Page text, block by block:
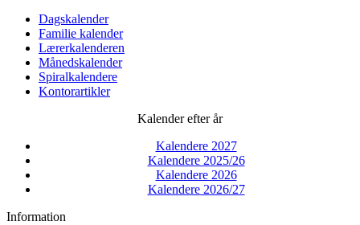
Dagskalender
Familie kalender
Lærerkalenderen
Månedskalender
Spiralkalendere
Kontorartikler
Kalender efter år
Kalendere 2027
Kalendere 2025/26
Kalendere 2026
Kalendere 2026/27
Information